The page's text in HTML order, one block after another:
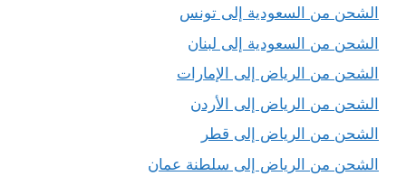
الشحن من السعودية إلى تونس
الشحن من السعودية إلى لبنان
الشحن من الرياض إلى الإمارات
الشحن من الرياض إلى الأردن
الشحن من الرياض إلى قطر
الشحن من الرياض إلى سلطنة عمان